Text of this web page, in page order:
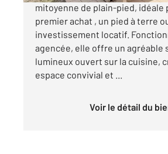
mitoyenne de plain-pied, idéale
premier achat , un pied à terre
investissement locatif.
agencée, elle offre un agréable
lumineux ouvert sur la cuisine,
espace convivial et ...
Voir le détail du